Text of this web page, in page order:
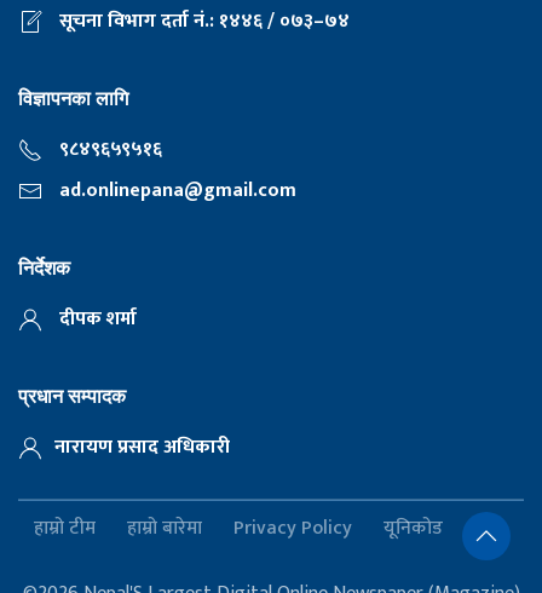
सूचना विभाग दर्ता नं.: १४४६ / ०७३–७४
विज्ञापनका लागि
९८४९६५९५१६
ad.onlinepana@gmail.com
निर्देशक
दीपक शर्मा
प्रधान सम्पादक
नारायण प्रसाद अधिकारी
हाम्रो टीम हाम्रो बारेमा Privacy Policy यूनिकोड